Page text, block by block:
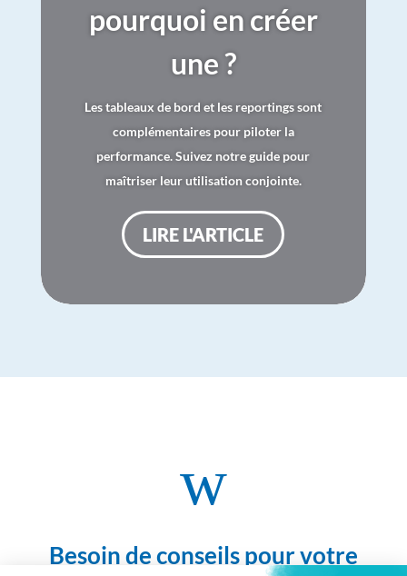
pourquoi en créer
une ?
Les tableaux de bord et les reportings sont
complémentaires pour piloter la
performance. Suivez notre guide pour
maîtriser leur utilisation conjointe.
LIRE L'ARTICLE
w
Besoin de conseils pour votre